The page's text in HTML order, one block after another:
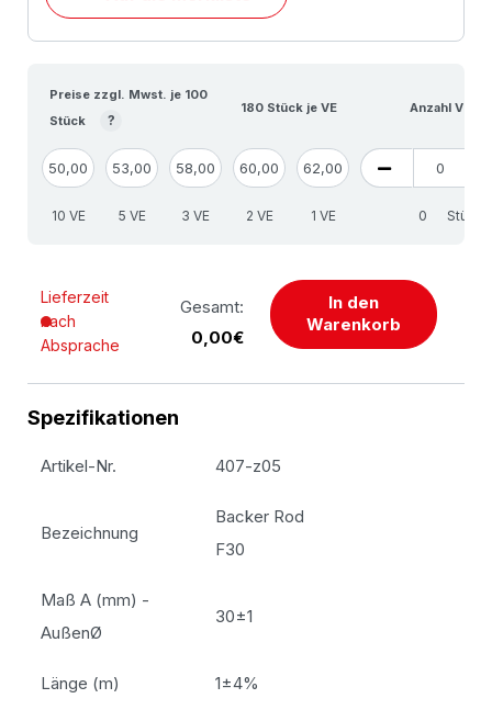
Preise zzgl. Mwst. je 100
Stück
?
180 Stück je VE Anzahl VE
50,00 53,00 58,00 60,00 62,00
10 VE 5 VE 3 VE 2 VE 1 VE Stück
Lieferzeit
nach
Absprache
Gesamt:
0,00€
In den
Warenkorb
Spezifikationen
Artikel-Nr. 407-z05
Bezeichnung
Backer Rod
F30
Maß A (mm) -
AußenØ
30±1
Länge (m) 1±4%